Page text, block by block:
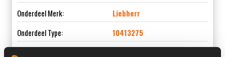
Onderdeel Merk:
Liebherr
Onderdeel Type:
10413275